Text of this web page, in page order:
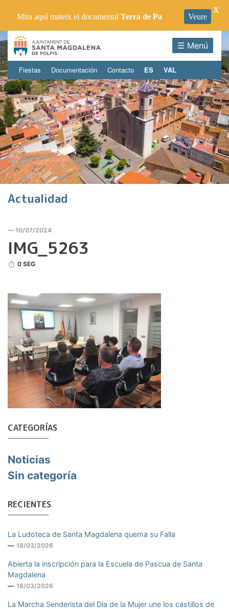
☰ Menú
Fiestas Documentación Contacto ES VAL
Actualidad
— 10/07/2024
IMG_5263
0 SEG
CATEGORÍAS
Noticias
Sin categoría
RECIENTES
La Ludoteca de Santa Magdalena quema su Falla
18/03/2026
Abierta la inscripción para la Escuela de Pascua de Santa
Magdalena
16/03/2026
La Marcha Senderista del Día de la Mujer une los castillos de
Mira aquí mateix el documental Terra de Pa Veure
X